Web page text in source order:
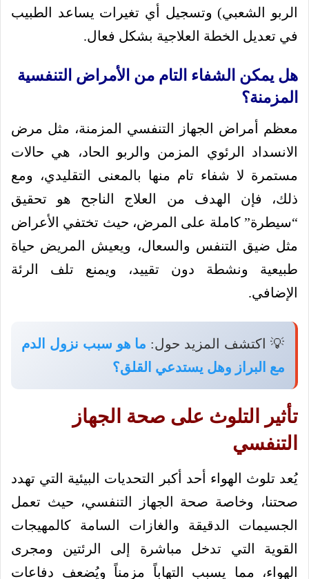
الربو الشعبي) وتسجيل أي تغيرات يساعد الطبيب
في تعديل الخطة العلاجية بشكل فعال.
هل يمكن الشفاء التام من الأمراض التنفسية
المزمنة؟
معظم أمراض الجهاز التنفسي المزمنة، مثل مرض
الانسداد الرئوي المزمن والربو الحاد، هي حالات
مستمرة لا شفاء تام منها بالمعنى التقليدي، ومع
ذلك، فإن الهدف من العلاج الناجح هو تحقيق
“سيطرة” كاملة على المرض، حيث تختفي الأعراض
مثل ضيق التنفس والسعال، ويعيش المريض حياة
طبيعية ونشطة دون تقييد، ويمنع تلف الرئة
الإضافي.
💡 اكتشف المزيد حول: ما هو سبب نزول الدم
مع البراز وهل يستدعي القلق؟
تأثير التلوث على صحة الجهاز
التنفسي
يُعد تلوث الهواء أحد أكبر التحديات البيئية التي تهدد
صحتنا، وخاصة صحة الجهاز التنفسي، حيث تعمل
الجسيمات الدقيقة والغازات السامة كالمهيجات
القوية التي تدخل مباشرة إلى الرئتين ومجرى
الهواء، مما يسبب التهاباً مزمناً ويُضعف دفاعات